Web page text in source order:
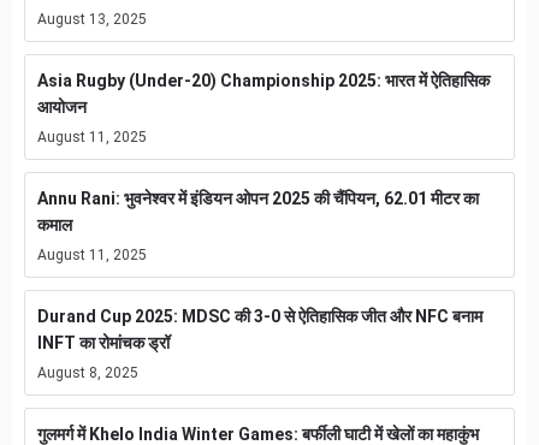
August 13, 2025
Asia Rugby (Under-20) Championship 2025: भारत में ऐतिहासिक
आयोजन
August 11, 2025
Annu Rani: भुवनेश्वर में इंडियन ओपन 2025 की चैंपियन, 62.01 मीटर का
कमाल
August 11, 2025
Durand Cup 2025: MDSC की 3-0 से ऐतिहासिक जीत और NFC बनाम
INFT का रोमांचक ड्रॉ
August 8, 2025
गुलमर्ग में Khelo India Winter Games: बर्फीली घाटी में खेलों का महाकुंभ